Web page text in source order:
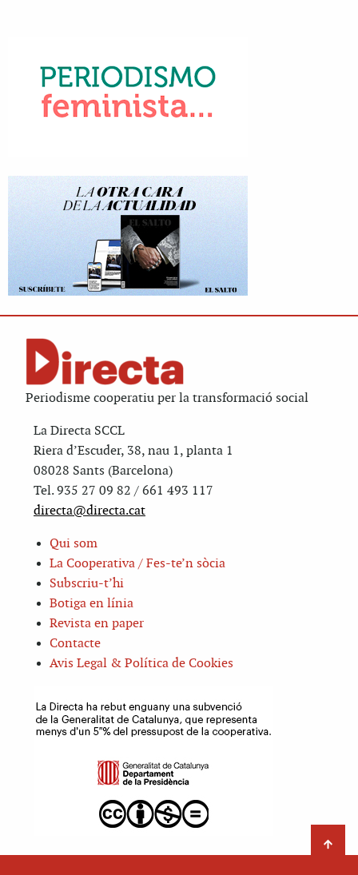
Periodisme cooperatiu per la transformació social
La Directa SCCL
Riera d’Escuder, 38, nau 1, planta 1
08028 Sants (Barcelona)
Tel. 935 27 09 82 / 661 493 117
directa@directa.cat
Qui som
La Cooperativa / Fes-te’n sòcia
Subscriu-t’hi
Botiga en línia
Revista en paper
Contacte
Avis Legal & Política de Cookies